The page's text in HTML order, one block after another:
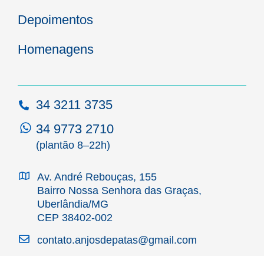
Depoimentos
Homenagens
34 3211 3735
34 9773 2710
(plantão 8–22h)
Av. André Rebouças, 155
Bairro Nossa Senhora das Graças,
Uberlândia/MG
CEP 38402-002
contato.anjosdepatas@gmail.com